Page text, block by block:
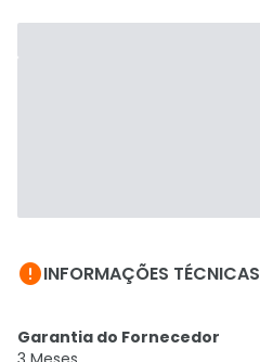
INFORMAÇÕES TÉCNICAS
Garantia do Fornecedor